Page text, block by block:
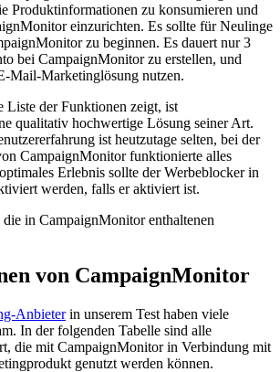
Produktinformationen zu konsumieren und
einzurichten. Es sollte für Neulinge
zu beginnen. Es dauert nur 3
bei CampaignMonitor zu erstellen, und
Mail-Marketinglösung nutzen.
Liste der Funktionen zeigt, ist
qualitativ hochwertige Lösung seiner Art.
ist heutzutage selten, bei der
CampaignMonitor funktionierte alles
Erlebnis sollte der Werbeblocker in
werden, falls er aktiviert ist.
in CampaignMonitor enthaltenen
von CampaignMonitor
Anbieterin unserem Test haben viele
In der folgenden Tabelle sind alle
die mit CampaignMonitor in Verbindung mit
genutzt werden können.